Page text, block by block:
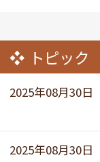
トピック
2025年08月30日
2025年08月30日